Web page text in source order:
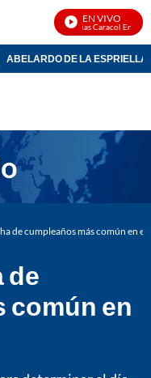
EN VIVO
Noticias Caracol En Vivo
ABELARDO DE LA ESPRIELLA
de cumpleaños más común en el
de
común en